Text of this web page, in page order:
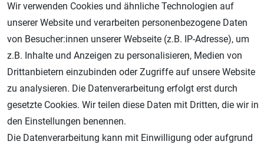
Geprüfter Shop
Wir verwenden Cookies und ähnliche Technologien auf
unserer Website und verarbeiten personenbezogene Daten
von Besucher:innen unserer Webseite (z.B. IP-Adresse), um
z.B. Inhalte und Anzeigen zu personalisieren, Medien von
Drittanbietern einzubinden oder Zugriffe auf unsere Website
zu analysieren. Die Datenverarbeitung erfolgt erst durch
gesetzte Cookies. Wir teilen diese Daten mit Dritten, die wir in
den Einstellungen benennen.
Die Datenverarbeitung kann mit Einwilligung oder aufgrund